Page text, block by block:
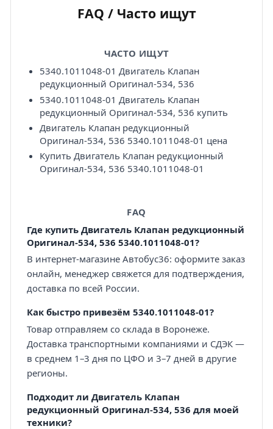
FAQ / Часто ищут
ЧАСТО ИЩУТ
5340.1011048-01 Двигатель Клапан
редукционный Оригинал-534, 536
5340.1011048-01 Двигатель Клапан
редукционный Оригинал-534, 536 купить
Двигатель Клапан редукционный
Оригинал-534, 536 5340.1011048-01 цена
Купить Двигатель Клапан редукционный
Оригинал-534, 536 5340.1011048-01
FAQ
Где купить Двигатель Клапан редукционный
Оригинал-534, 536 5340.1011048-01?
В интернет-магазине Автобус36: оформите заказ
онлайн, менеджер свяжется для подтверждения,
доставка по всей России.
Как быстро привезём 5340.1011048-01?
Товар отправляем со склада в Воронеже.
Доставка транспортными компаниями и СДЭК —
в среднем 1–3 дня по ЦФО и 3–7 дней в другие
регионы.
Подходит ли Двигатель Клапан
редукционный Оригинал-534, 536 для моей
техники?